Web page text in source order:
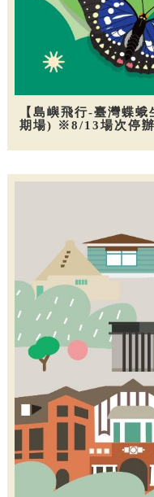
【島嶼飛行-臺灣蝶
期場) ※8/13場次停辦